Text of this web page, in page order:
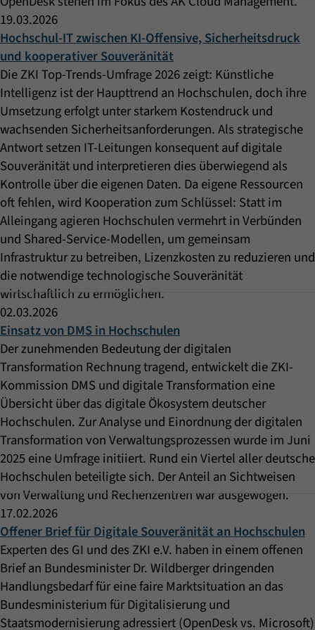
19.03.2026
Hochschul-IT zwischen KI-Offensive, Sicherheitsdruck
und kooperativer Souveränität
Die ZKI Top-Trends-Umfrage 2026 zeigt: Künstliche
Intelligenz ist der Haupttrend an Hochschulen, doch ihre
Umsetzung erfolgt unter starkem Kostendruck und
wachsenden Sicherheitsanforderungen. Als strategische
Antwort setzen IT-Leitungen konsequent auf digitale
Souveränität und interpretieren dies überwiegend als
Kontrolle über die eigenen Daten. Da eigene Ressourcen
oft fehlen, wird Kooperation zum Schlüssel: Statt im
Alleingang agieren Hochschulen vermehrt in Verbünden
und Shared-Service-Modellen, um gemeinsam
Infrastruktur zu betreiben, Lizenzkosten zu reduzieren und
die notwendige technologische Souveränität
wirtschaftlich zu ermöglichen.
02.03.2026
Einsatz von DMS in Hochschulen
Der zunehmenden Bedeutung der digitalen
Transformation Rechnung tragend, entwickelt die ZKI-
Kommission DMS und digitale Transformation eine
Übersicht über das digitale Ökosystem deutscher
Hochschulen. Zur Analyse und Einordnung der digitalen
Transformation von Verwaltungsprozessen wurde im Juni
2025 eine Umfrage initiiert. Rund ein Viertel aller deutsche
Hochschulen beteiligte sich. Der Anteil an Sichtweisen
von Verwaltung und Rechenzentren war ausgewogen.
17.02.2026
Offener Brief für Digitale Souveränität an Hochschulen
Experten des GI und des ZKI e.V. haben in einem offenen
Brief an Bundesminister Dr. Wildberger dringenden
Handlungsbedarf für eine faire Marktsituation an das
Bundesministerium für Digitalisierung und
Staatsmodernisierung adressiert (OpenDesk vs. Microsoft)